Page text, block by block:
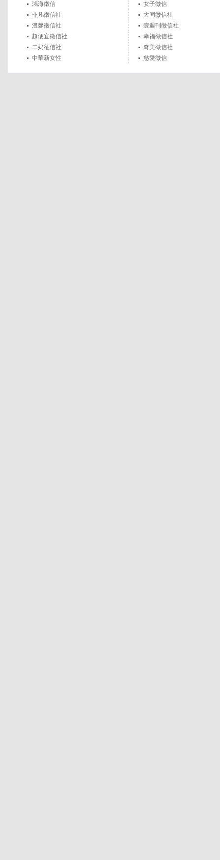
鴻海徵信
女子徵信
非凡徵信社
溫馨徵信社
超便宜徵信社
二奶征信社
中華新女性
大同徵信社
壹週刊徵信社
幸福徵信社
奇美徵信社
慈愛徵信